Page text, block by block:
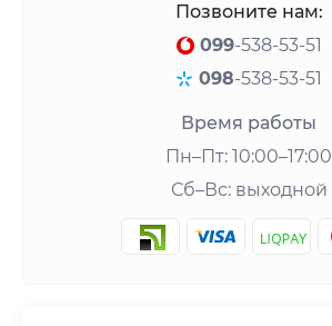
Позвоните нам:
099-538-53-51
098-538-53-51
Время работы
Пн–Пт: 10:00–17:00
Сб–Вс: выходной